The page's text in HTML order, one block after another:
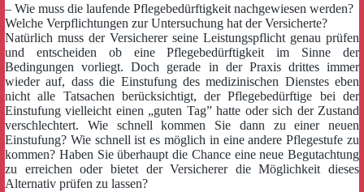
– Wie muss die laufende Pflegebedürftigkeit nachgewiesen werden?
Welche Verpflichtungen zur Untersuchung hat der Versicherte?
Natürlich muss der Versicherer seine Leistungspflicht genau prüfen
und entscheiden ob eine Pflegebedürftigkeit im Sinne der
Bedingungen vorliegt. Doch gerade in der Praxis drittes immer
wieder auf, dass die Einstufung des medizinischen Dienstes eben
nicht alle Tatsachen berücksichtigt, der Pflegebedürftige bei der
Einstufung vielleicht einen „guten Tag” hatte oder sich der Zustand
verschlechtert. Wie schnell kommen Sie dann zu einer neuen
Einstufung? Wie schnell ist es möglich in eine andere Pflegestufe zu
kommen? Haben Sie überhaupt die Chance eine neue Begutachtung
zu erreichen oder bietet der Versicherer die Möglichkeit dieses
Alternativ prüfen zu lassen?